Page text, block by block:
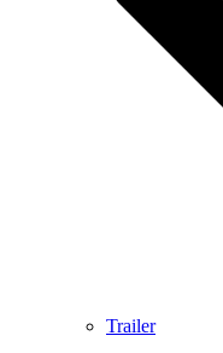
Trailer